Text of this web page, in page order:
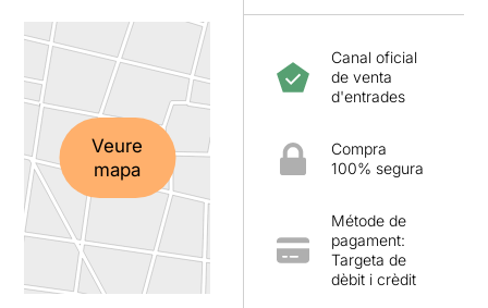
Veure
mapa
Canal oficial
de venta
d'entrades
Compra
100% segura
Métode de
pagament:
Targeta de
dèbit i crèdit